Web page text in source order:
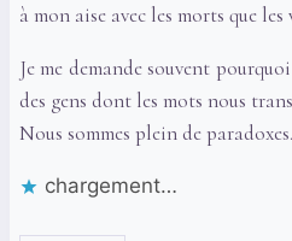
à mon aise avec les morts que les
Je me demande souvent
des gens dont les mots nous
Nous sommes plein de
chargement…